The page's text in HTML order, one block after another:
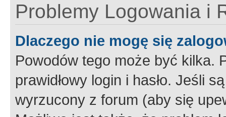
Problemy Logowania i
Dlaczego nie mogę się
Powodów tego może być kilka.
prawidłowy login i hasło. Jeśli
wyrzucony z forum (aby się